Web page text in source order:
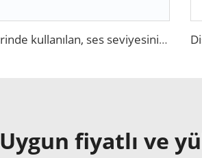
i̇ran otomobillerinde kullanılan, ses seviyesini azaltabilen özel yüzeyli CR malzemeden ve aramid fiberden üretilmiş 6PK1665 oluklu V kayışı
Uygun fiyatlı ve